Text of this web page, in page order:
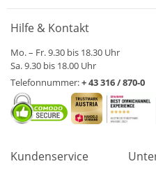
Hilfe & Kontakt
Mo. – Fr. 9.30 bis 18.30 Uhr
Sa. 9.30 bis 18.00 Uhr
Telefonnummer:+ 43 316 / 870-0
Kundenservice